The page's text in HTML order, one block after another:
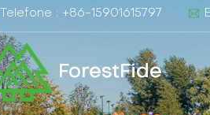
Telefone : +86-15901615797
ForestFide